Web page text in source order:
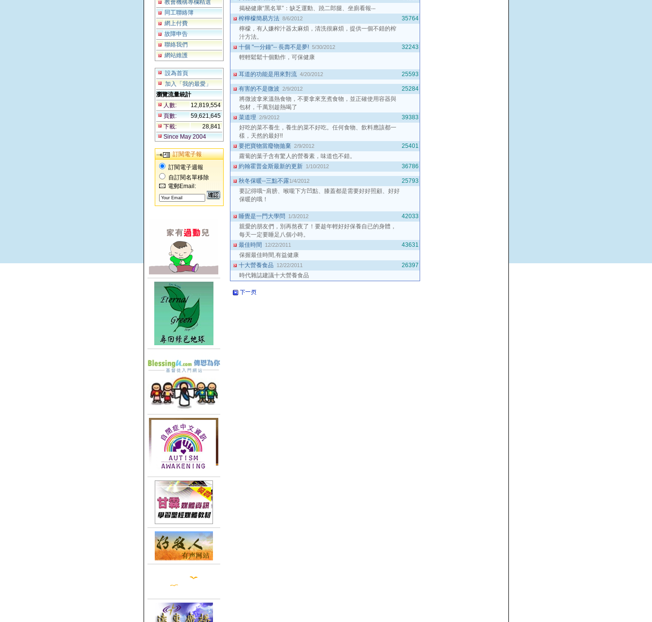
教會機構專欄精選
同工聯絡簿
網上付費
故障申告
聯絡我們
網站維護
設為首頁
加入「我的最愛」
瀏覽流量統計
人數:
12,819,554
頁數:
59,621,645
下載:
28,841
Since May 2004
訂閱電子報
訂閱電子週報
自訂閱名單移除
電郵Email:
揭秘健康“黑名單”：缺乏運動、蹺二郎腿、坐廁看報‧‧‧
榨檸檬簡易方法 8/6/2012
35764
檸檬，有人嫌榨汁器太麻煩，清洗很麻煩，提供一個不錯的榨
汁方法。
十個 "一分鐘"-- 長壽不是夢! 5/30/2012
32243
輕輕鬆鬆十個動作，可保健康
耳道的功能是用來對流 4/20/2012 25593
有害的不是微波 2/9/2012
25284
將微波拿來溫熱食物，不要拿來烹煮食物，並正確使用容器與
包材，千萬別趁熱喝了
菜道理 2/9/2012
39383
好吃的菜不養生，養生的菜不好吃。任何食物、飲料應該都一
樣，天然的最好!!
要把寶物當廢物拋棄 2/9/2012
25401
蘿蔔的葉子含有驚人的營養素，味道也不錯。
約翰霍普金斯最新的更新 1/10/2012 36786
1/4/2012
25793
要記得哦~肩膀、喉嚨下方凹點、膝蓋都是需要好好照顧、好好
保暖的哦！
睡覺是一門大學問 1/3/2012
42033
親愛的朋友們，別再熬夜了！要趁年輕好好保養自已的身體，
每天一定要睡足八個小時。
最佳時間
12/22/2011
43631
保握最佳時間,有益健康
十大營養食品
12/22/2011
26397
時代雜誌建議十大營養食品